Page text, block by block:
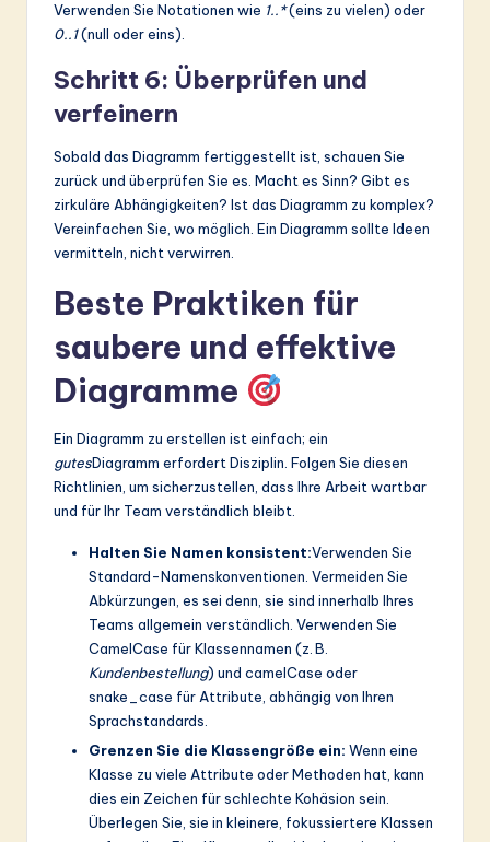
Verwenden Sie Notationen wie 1..*(eins zu vielen) oder
0..1(null oder eins).
Schritt 6: Überprüfen und
verfeinern
Sobald das Diagramm fertiggestellt ist, schauen Sie
zurück und überprüfen Sie es. Macht es Sinn? Gibt es
zirkuläre Abhängigkeiten? Ist das Diagramm zu komplex?
Vereinfachen Sie, wo möglich. Ein Diagramm sollte Ideen
vermitteln, nicht verwirren.
Beste Praktiken für
saubere und effektive
Diagramme
Ein Diagramm zu erstellen ist einfach; ein
gutesDiagramm erfordert Disziplin. Folgen Sie diesen
Richtlinien, um sicherzustellen, dass Ihre Arbeit wartbar
und für Ihr Team verständlich bleibt.
Halten Sie Namen konsistent:Verwenden Sie
Standard-Namenskonventionen. Vermeiden Sie
Abkürzungen, es sei denn, sie sind innerhalb Ihres
Teams allgemein verständlich. Verwenden Sie
CamelCase für Klassennamen (z. B.
Kundenbestellung) und camelCase oder
snake_case für Attribute, abhängig von Ihren
Sprachstandards.
Grenzen Sie die Klassengröße ein: Wenn eine
Klasse zu viele Attribute oder Methoden hat, kann
dies ein Zeichen für schlechte Kohäsion sein.
Überlegen Sie, sie in kleinere, fokussiertere Klassen